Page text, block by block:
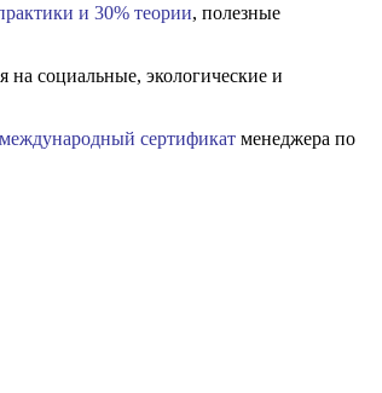
и 30% теории, полезные
социальные, экологические и
международный сертификат менеджера по